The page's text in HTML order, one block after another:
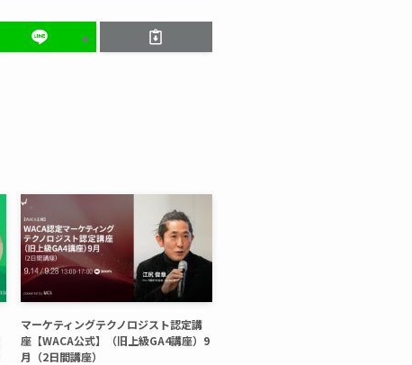
マーケティングテクノロジスト認定講
座【WACA公式】（旧上級GA4講座）9
月（2日間講座）